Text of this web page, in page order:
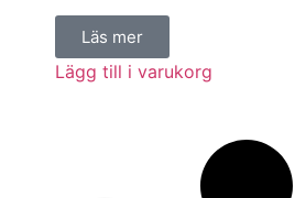
Läs mer
Lägg till i varukorg